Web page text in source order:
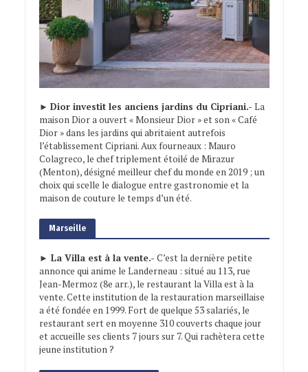
► Dior investit les anciens jardins du Cipriani.- La
maison Dior a ouvert « Monsieur Dior » et son « Café
Dior » dans les jardins qui abritaient autrefois
l’établissement Cipriani. Aux fourneaux : Mauro
Colagreco, le chef triplement étoilé de Mirazur
(Menton), désigné meilleur chef du monde en 2019 ; un
choix qui scelle le dialogue entre gastronomie et la
maison de couture le temps d’un été.
Marseille
► La Villa est à la vente.- C’est la dernière petite
annonce qui anime le Landerneau : situé au 113, rue
Jean-Mermoz (8e arr.), le restaurant la Villa est à la
vente. Cette institution de la restauration marseillaise
a été fondée en 1999. Fort de quelque 53 salariés, le
restaurant sert en moyenne 310 couverts chaque jour
et accueille ses clients 7 jours sur 7. Qui rachètera cette
jeune institution ?